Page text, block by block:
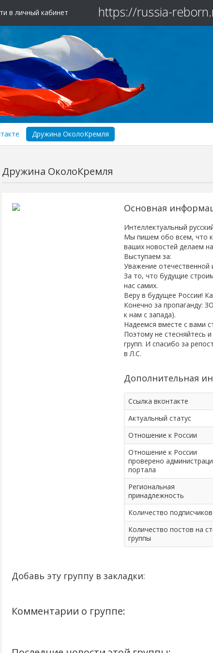
в личный кабинет https://russia-
Дружина ОколоКремля
Дружина ОколоКремля
Основная
Интеллектуальный
Мы пишем обо всем, что
ваших новостей делаем
Выступаем за:
Уважение отечественной
За то, что будущие
нас самих.
Веру в будущее России!
Конечно за пропаганду:
к нам c запада).
Надеемся вместе с вами
Поэтому не стесняйтесь
групп. И спасибо за
в Л.С.
Дополнительная
Ссылка вконтакте
Актуальный статус
Отношение к России
Отношение к России
проверено
портала
Региональная
принадлежность
Количество подписчиков
Количество постов на
группы
Добавь эту группу в закладки:
Комментарии о группе: